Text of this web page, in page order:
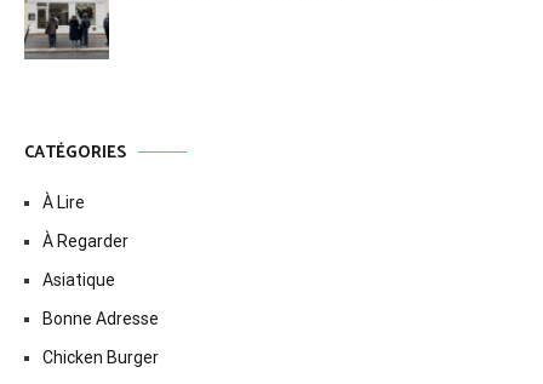
CATÉGORIES
À Lire
À Regarder
Asiatique
Bonne Adresse
Chicken Burger